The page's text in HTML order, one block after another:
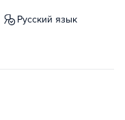
русский язык